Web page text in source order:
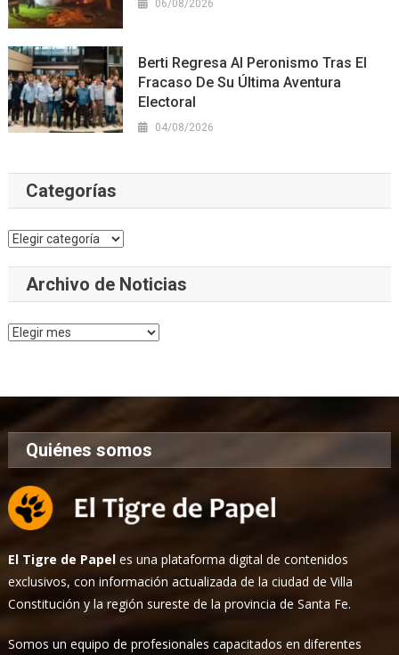
06/08/2026
Berti Regresa Al Peronismo Tras El
Fracaso De Su Última Aventura
Electoral
04/08/2026
Categorías
Categorías
Archivo de Noticias
Archivo
Quiénes somos
El Tigre de Papel es una plataforma digital de contenidos
exclusivos, con información actualizada de la ciudad de Villa
Constitución y la región sureste de la provincia de Santa Fe.
Somos un equipo de profesionales capacitados en diferentes